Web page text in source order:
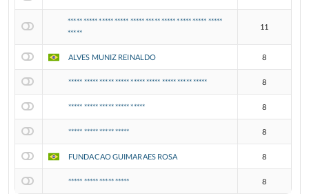
***** ***** ***** ***** ***** ***** ***** ***** ***** *****
*****
11
ALVES MUNIZ REINALDO 8
***** ***** ***** ***** ***** ***** ***** ***** ***** 8
***** ***** ***** ***** ***** 8
***** ***** ***** ***** 8
FUNDACAO GUIMARAES ROSA 8
***** ***** ***** ***** 8